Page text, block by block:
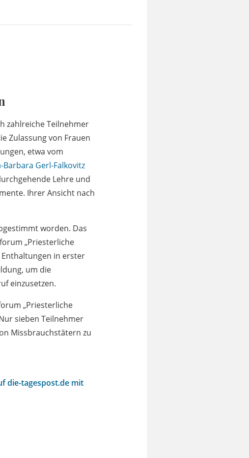
zahlreiche Teilnehmer
Zulassung von Frauen
etwa vom
Barbara Gerl-Falkovitz
Lehre und
Ihrer Ansicht nach
worden. Das
„Priesterliche
Enthaltungen in erster
um die
einzusetzen.
„Priesterliche
sieben Teilnehmer
Missbrauchstätern zu
die-tagespost.de mit